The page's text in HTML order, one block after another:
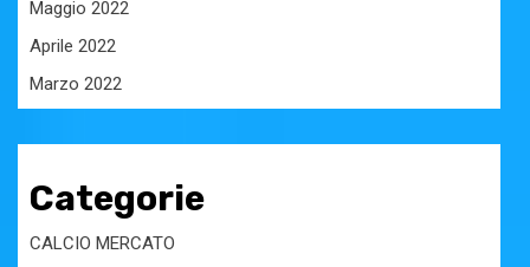
Maggio 2022
Aprile 2022
Marzo 2022
Categorie
CALCIO MERCATO